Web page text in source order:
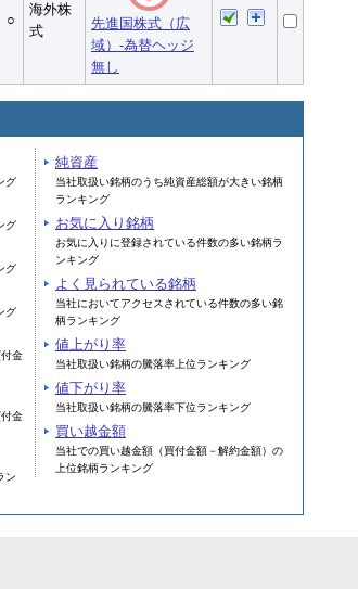
○
海外株
式
先進国株式（広
域）-為替ヘッジ
無し
グ
グ
グ
グ
金
金
ン
純資産
当社取扱い銘柄のうち純資産総額が大きい銘柄
ランキング
お気に入り銘柄
お気に入りに登録されている件数の多い銘柄ラ
ンキング
よく見られている銘柄
当社においてアクセスされている件数の多い銘
柄ランキング
値上がり率
当社取扱い銘柄の騰落率上位ランキング
値下がり率
当社取扱い銘柄の騰落率下位ランキング
買い越金額
当社での買い越金額（買付金額－解約金額）の
上位銘柄ランキング